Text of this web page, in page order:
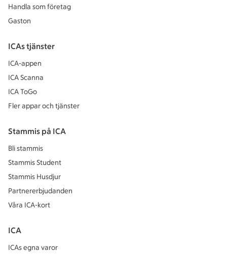
Handla som företag
Gaston
ICAs tjänster
ICA-appen
ICA Scanna
ICA ToGo
Fler appar och tjänster
Stammis på ICA
Bli stammis
Stammis Student
Stammis Husdjur
Partnererbjudanden
Våra ICA-kort
ICA
ICAs egna varor